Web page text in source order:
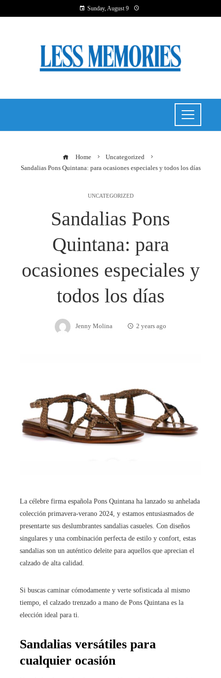
Sunday, August 9
Home
Uncategorized
Sandalias Pons Quintana: para ocasiones especiales y todos los días
UNCATEGORIZED
Sandalias Pons
Quintana: para
ocasiones especiales y
todos los días
Jenny Molina 2 years ago
La célebre firma española Pons Quintana ha lanzado su anhelada
colección primavera-verano 2024, y estamos entusiasmados de
presentarte sus deslumbrantes sandalias casueles. Con diseños
singulares y una combinación perfecta de estilo y confort, estas
sandalias son un auténtico deleite para aquellos que aprecian el
calzado de alta calidad.
Si buscas caminar cómodamente y verte sofisticada al mismo
tiempo, el calzado trenzado a mano de Pons Quintana es la
elección ideal para ti.
Sandalias versátiles para
cualquier ocasión